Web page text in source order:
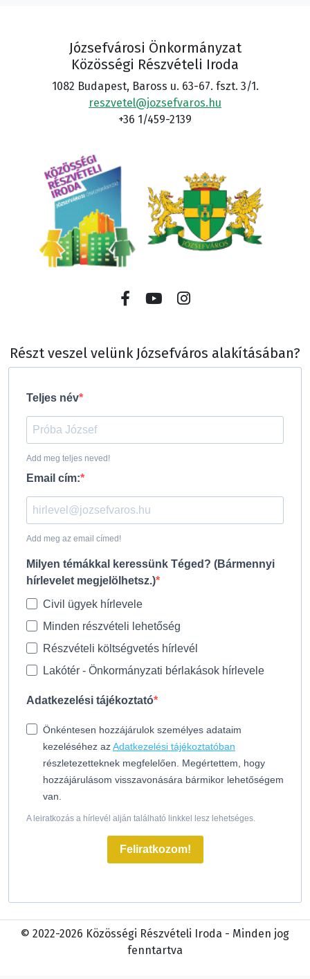
Józsefvárosi Önkormányzat
Közösségi Részvételi Iroda
1082 Budapest, Baross u. 63-67. fszt. 3/1.
reszvetel@jozsefvaros.hu
+36 1/459-2139
Részt veszel velünk Józsefváros alakításában?
Teljes név
Add meg teljes neved!
Email cím:
Add meg az email címed!
Milyen témákkal keressünk Téged? (Bármennyi
hírlevelet megjelölhetsz.)
Civil ügyek hírlevele
Minden részvételi lehetőség
Részvételi költségvetés hírlevél
Lakótér - Önkormányzati bérlakások hírlevele
Adatkezelési tájékoztató
Önkéntesen hozzájárulok személyes adataim
kezeléséhez azAdatkezelési tájékoztatóban
részletezetteknek megfelelően. Megértettem, hogy
hozzájárulásom visszavonására bármikor lehetőségem
van.
A leiratkozás a hírlevél alján található linkkel lesz lehetséges.
Feliratkozom!
© 2022-2026 Közösségi Részvételi Iroda - Minden jog
fenntartva